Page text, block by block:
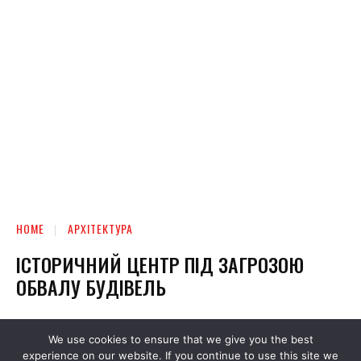
We use cookies to ensure that we give you the best
experience on our website. If you continue to use this site we